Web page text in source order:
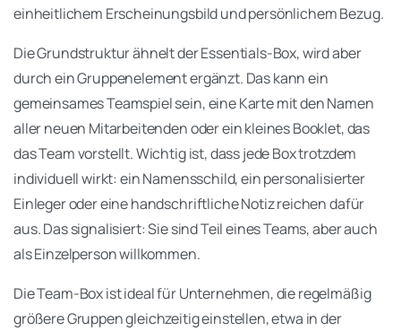
einheitlichem Erscheinungsbild und persönlichem Bezug.
Die Grundstruktur ähnelt der Essentials-Box, wird aber
durch ein Gruppenelement ergänzt. Das kann ein
gemeinsames Teamspiel sein, eine Karte mit den Namen
aller neuen Mitarbeitenden oder ein kleines Booklet, das
das Team vorstellt. Wichtig ist, dass jede Box trotzdem
individuell wirkt: ein Namensschild, ein personalisierter
Einleger oder eine handschriftliche Notiz reichen dafür
aus. Das signalisiert: Sie sind Teil eines Teams, aber auch
als Einzelperson willkommen.
Die Team-Box ist ideal für Unternehmen, die regelmäßig
größere Gruppen gleichzeitig einstellen, etwa in der